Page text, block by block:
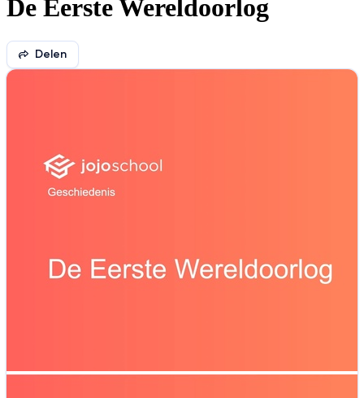
De Eerste Wereldoorlog
Delen